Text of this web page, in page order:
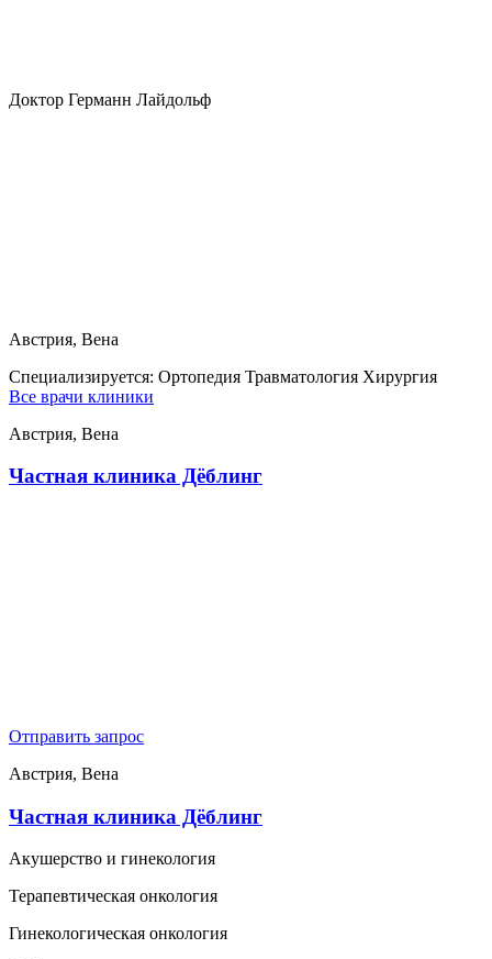
Доктор Германн Лайдольф
Австрия, Вена
Специализируется: Ортопедия Травматология Хирургия
Все врачи клиники
Австрия, Вена
Частная клиника Дёблинг
Отправить запрос
Австрия, Вена
Частная клиника Дёблинг
Акушерство и гинекология
Терапевтическая онкология
Гинекологическая онкология